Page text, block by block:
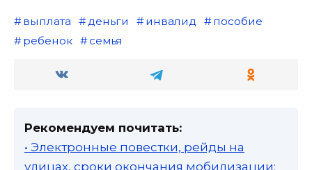
выплата деньги инвалид
пособие
ребенок
семья
Рекомендуем почитать:
• Электронные повестки, рейды на
улицах, сроки окончания мобилизации: